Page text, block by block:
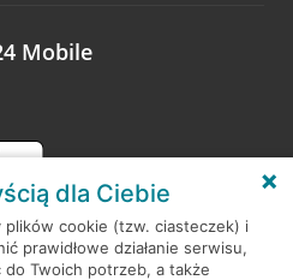
Mobile
dla Ciebie
cookie (tzw. ciasteczek) i
prawidłowe działanie serwisu,
Twoich potrzeb, a także